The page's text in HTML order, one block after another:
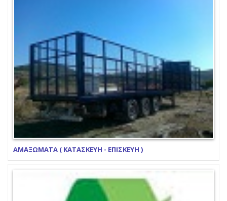
ΑΜΑΞΩΜΑΤΑ ( ΚΑΤΑΣΚΕΥΗ - ΕΠΙΣΚΕΥΗ )